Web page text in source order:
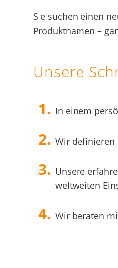
Sie suchen einen
Produktnamen –
Unsere
In einem
Wir definieren
Unsere
weltweiten
Wir beraten